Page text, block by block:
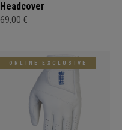
Headcover
69,00 €
ONLINE EXCLUSIVE